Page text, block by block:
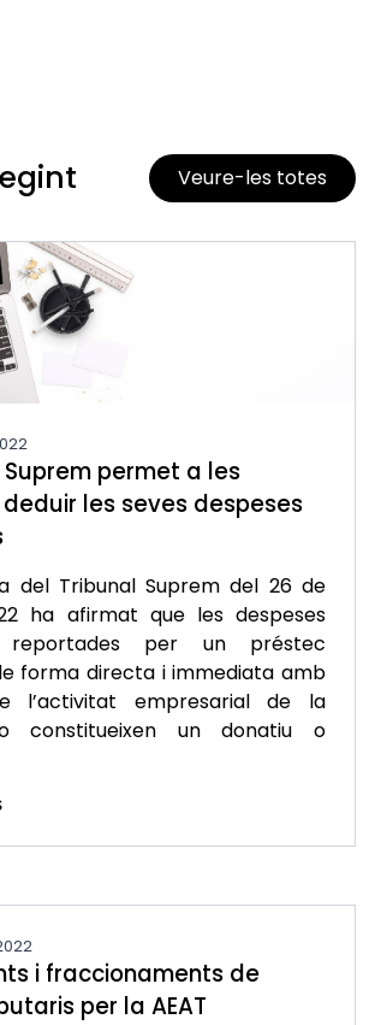
Veure-les totes
Suprem permet a les
les seves despeses
del Tribunal Suprem del 26 de
ha afirmat que les despeses
reportades per un préstec
forma directa i immediata amb
l’activitat empresarial de la
constitueixen un donatiu o
i fraccionaments de
per la AEAT